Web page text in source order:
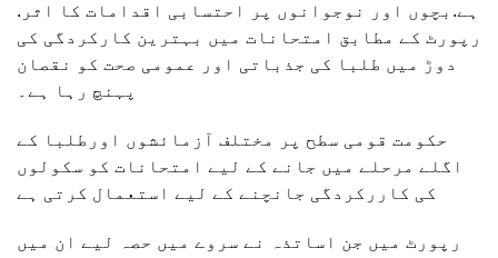
ہے.بچوں اور نوجوانوں پر احتسابی اقدامات کا اثر.
رپورٹ کے مطابق امتحانات میں بہترین کارکردگی کی
دوڑ میں طلبا کی جذباتی اور عمومی صحت کو نقصان
پہنچ رہا ہے۔
حکومت قومی سطح پر مختلف آزمائشوں اورطلبا کے
اگلے مرحلے میں جانے کے لیے امتحانات کو سکولوں
کی کاررکردگی جانچنے کے لیے استعمال کرتی ہے
رپورٹ میں جن اساتذہ نے سروے میں حصہ لیے ان میں